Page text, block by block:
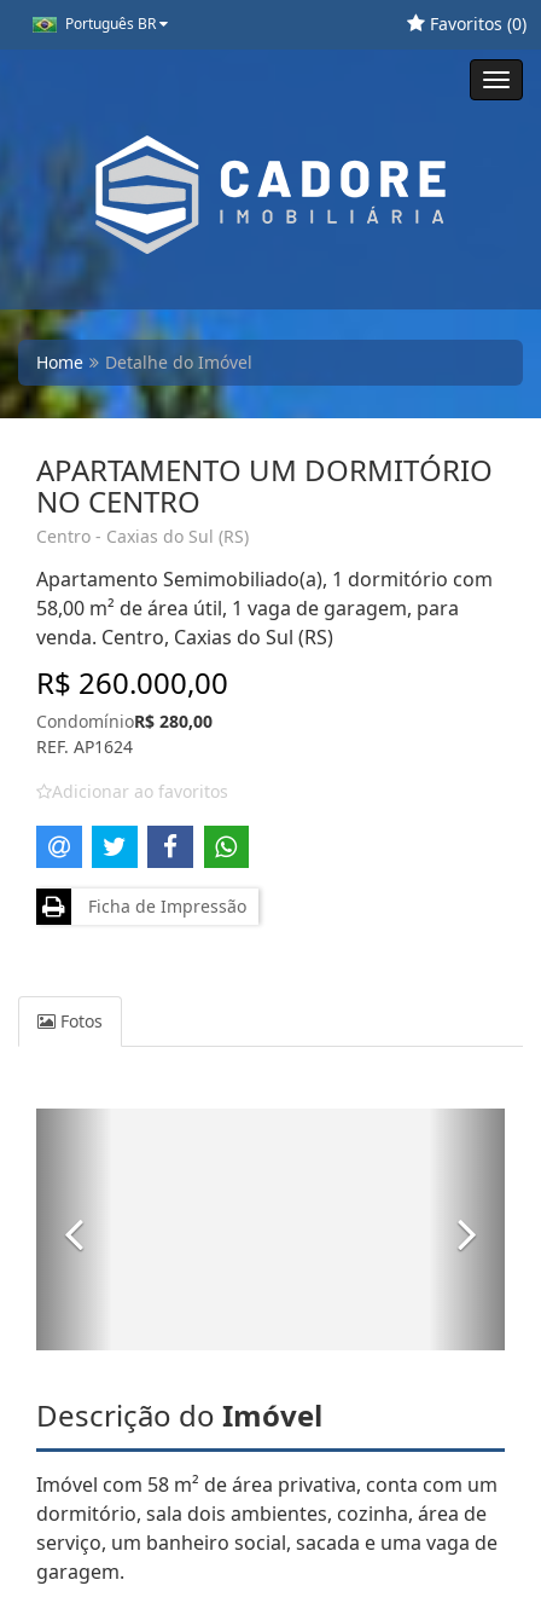
Português BR Favoritos (0)
Home Detalhe do Imóvel
APARTAMENTO UM DORMITÓRIO
NO CENTRO
Centro - Caxias do Sul (RS)
Apartamento Semimobiliado(a), 1 dormitório com
58,00 m² de área útil, 1 vaga de garagem, para
venda. Centro, Caxias do Sul (RS)
R$ 260.000,00
CondomínioR$ 280,00
REF. AP1624
Adicionar ao favoritos
Ficha de Impressão
Fotos
Descrição do Imóvel
Imóvel com 58 m² de área privativa, conta com um
dormitório, sala dois ambientes, cozinha, área de
serviço, um banheiro social, sacada e uma vaga de
garagem.